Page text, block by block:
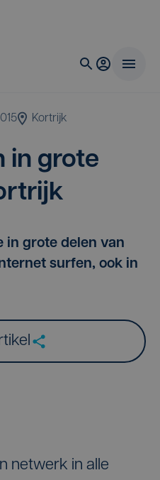
Kortrijk
in gro­te
in grote delen van
surfen, ook in
netwerk in alle